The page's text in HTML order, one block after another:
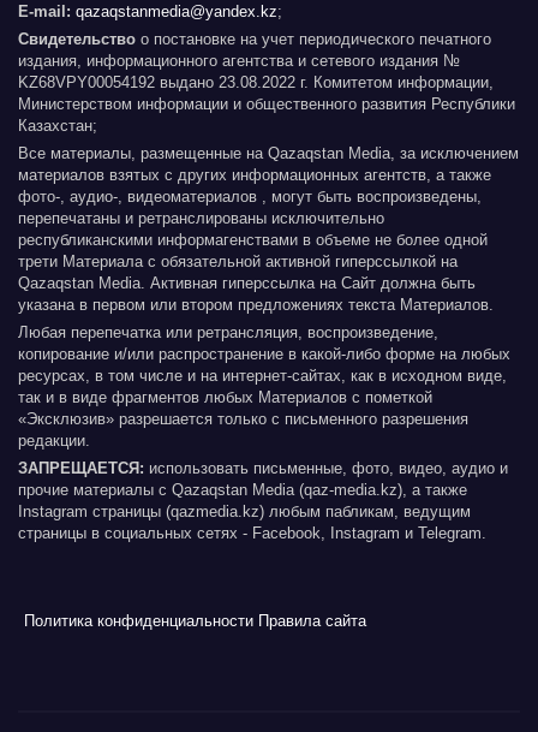
E-mail: qazaqstanmedia@yandex.kz;
Свидетельство о постановке на учет периодического печатного
издания, информационного агентства и сетевого издания №
KZ68VPY00054192 выдано 23.08.2022 г. Комитетом информации,
Министерством информации и общественного развития Республики
Казахстан;
Все материалы, размещенные на Qazaqstan Media, за исключением
материалов взятых с других информационных агентств, а также
фото-, аудио-, видеоматериалов , могут быть воспроизведены,
перепечатаны и ретранслированы исключительно
республиканскими информагенствами в объеме не более одной
трети Материала с обязательной активной гиперссылкой на
Qazaqstan Media. Активная гиперссылка на Сайт должна быть
указана в первом или втором предложениях текста Материалов.
Любая перепечатка или ретрансляция, воспроизведение,
копирование и/или распространение в какой-либо форме на любых
ресурсах, в том числе и на интернет-сайтах, как в исходном виде,
так и в виде фрагментов любых Материалов с пометкой
«Эксклюзив» разрешается только с письменного разрешения
редакции.
ЗАПРЕЩАЕТСЯ: использовать письменные, фото, видео, аудио и
прочие материалы с Qazaqstan Media (qaz-media.kz), а также
Instagram страницы (qazmedia.kz) любым пабликам, ведущим
страницы в социальных сетях - Facebook, Instagram и Telegram.
Политика конфиденциальности Правила сайта